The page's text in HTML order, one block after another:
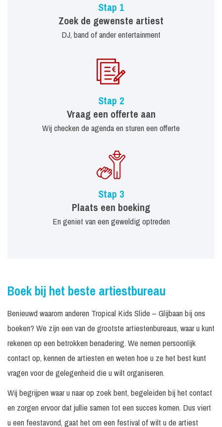
Stap 1
Zoek de gewenste artiest
DJ, band of ander entertainment
Stap 2
Vraag een offerte aan
Wij checken de agenda en sturen een offerte
Stap 3
Plaats een boeking
En geniet van een geweldig optreden
Boek bij het beste artiestbureau
Benieuwd waarom anderen Tropical Kids Slide – Glijbaan bij ons
boeken? We zijn een van de grootste artiestenbureaus, waar u kunt
rekenen op een betrokken benadering. We nemen persoonlijk
contact op, kennen de artiesten en weten hoe u ze het best kunt
vragen voor de gelegenheid die u wilt organiseren.
Wij begrijpen waar u naar op zoek bent, begeleiden bij het contact
en zorgen ervoor dat jullie samen tot een succes komen. Dus viert
u een feestavond, gaat het om een festival of wilt u de artiest